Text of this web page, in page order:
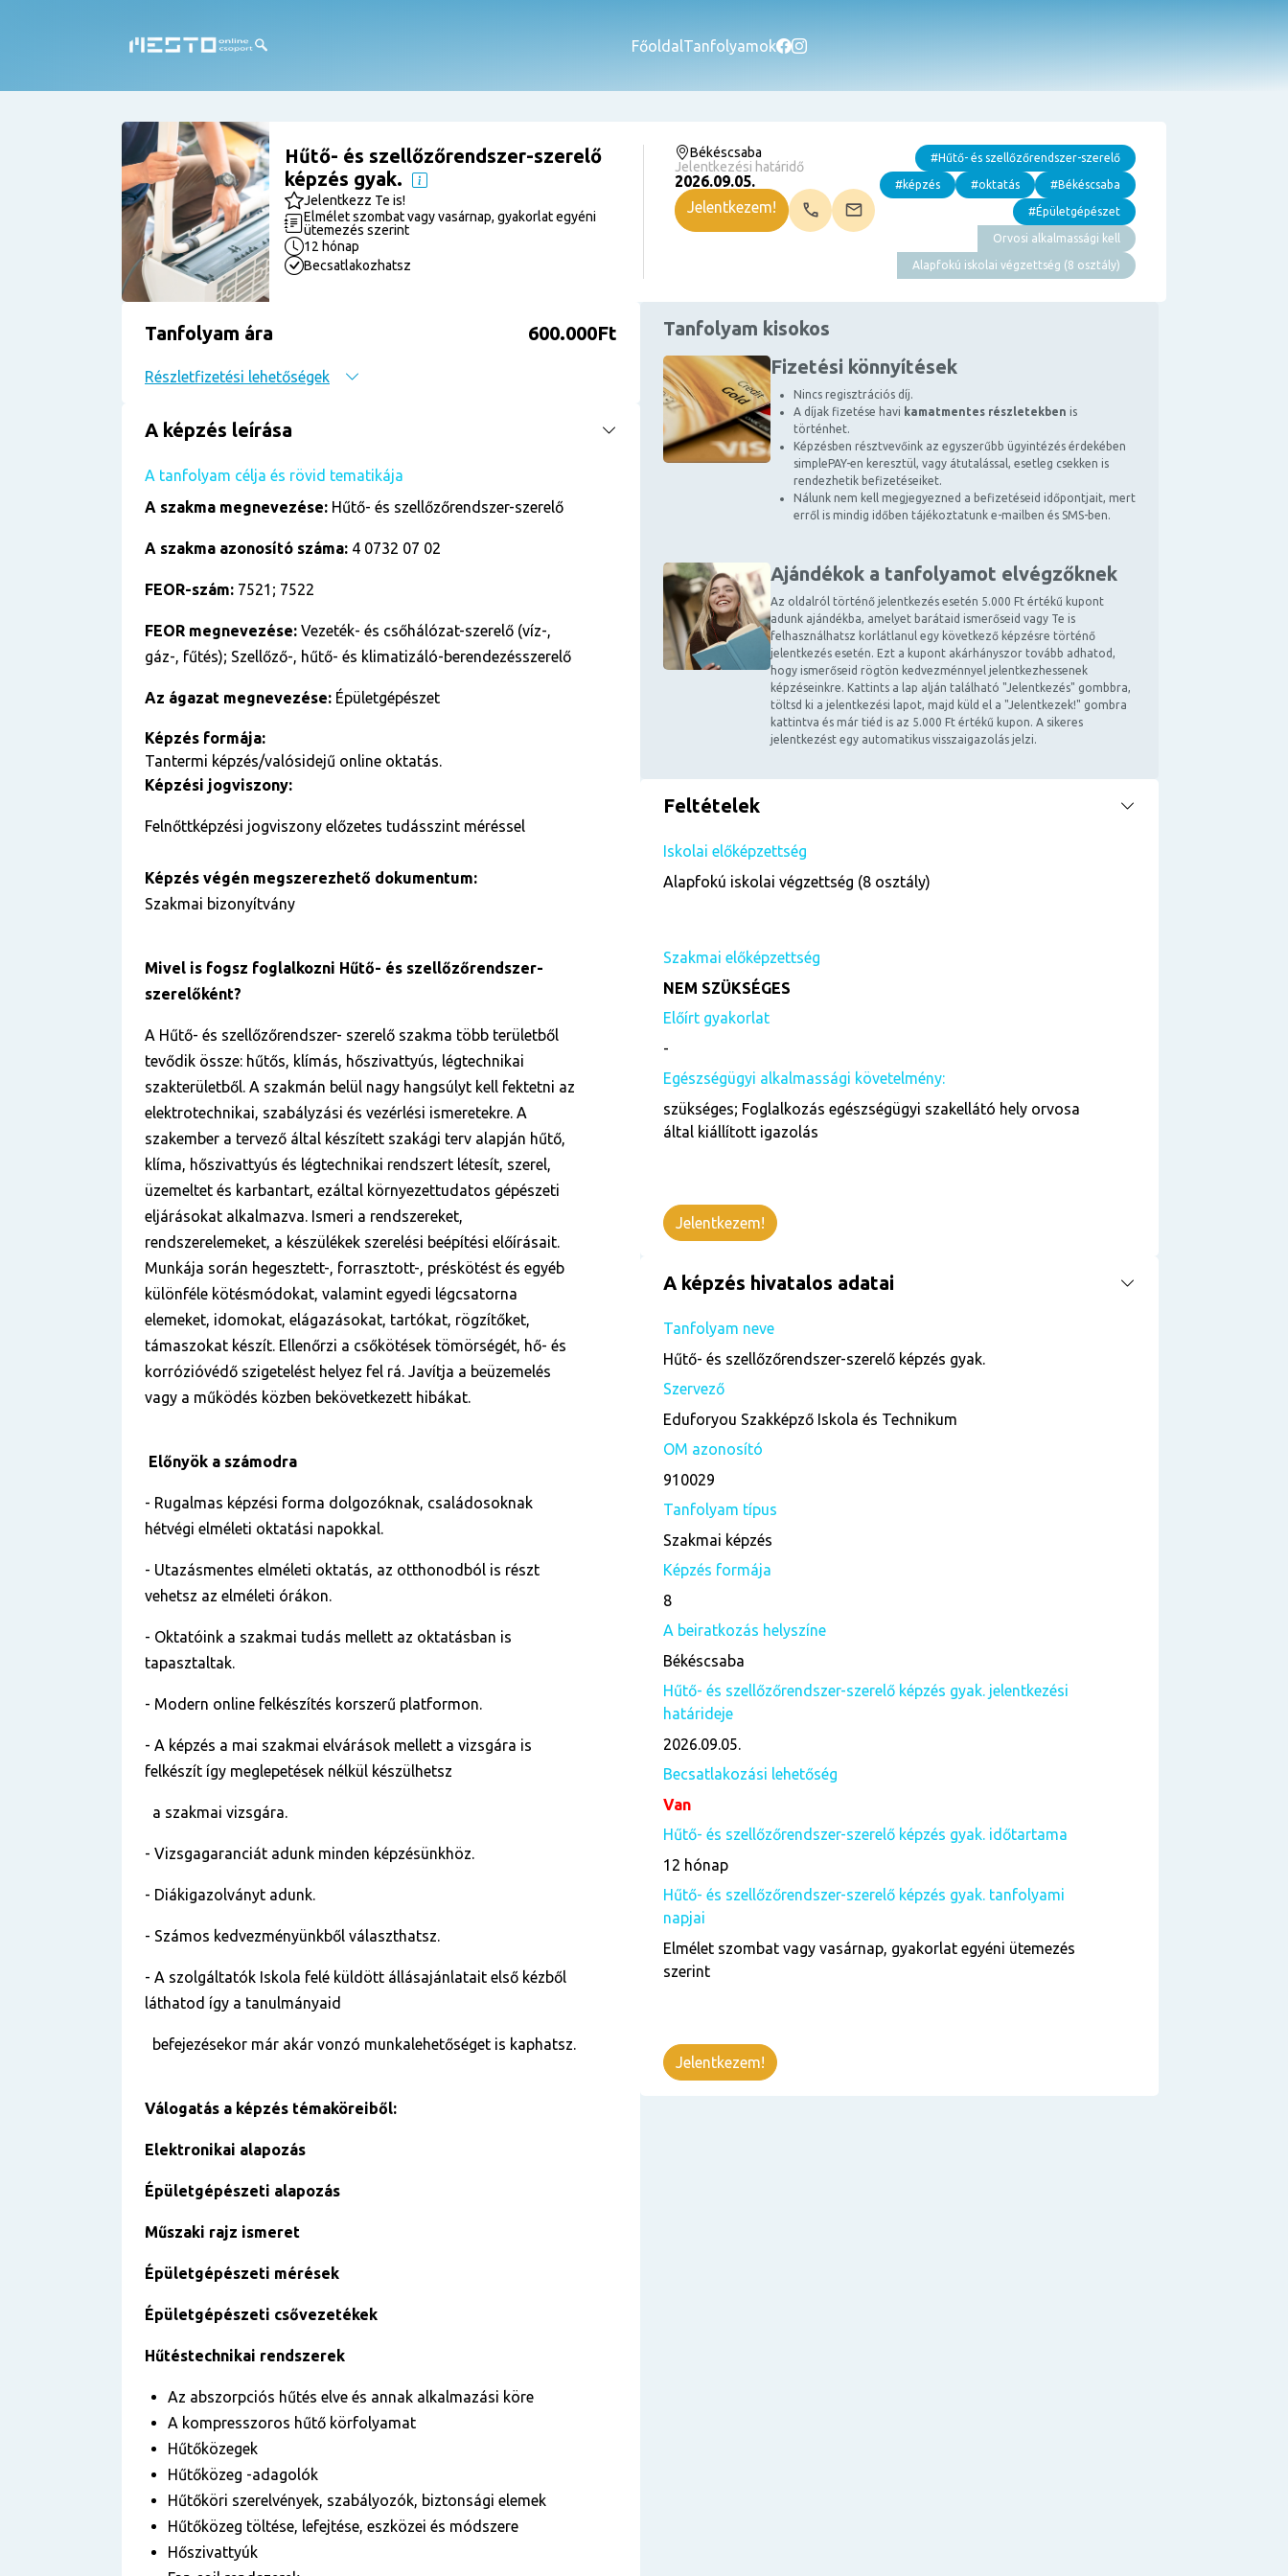
Főoldal Tanfolyamok
Hűtő- és szellőzőrendszer-szerelő
képzés gyak.
Jelentkezz Te is!
Elmélet szombat vagy vasárnap, gyakorlat egyéni
ütemezés szerint
12 hónap
Becsatlakozhatsz
Békéscsaba
Jelentkezési határidő
2026.09.05.
Jelentkezem!
#Hűtő- és szellőzőrendszer-szerelő
#képzés #oktatás #Békéscsaba
#Épületgépészet
Orvosi alkalmassági kell
Alapfokú iskolai végzettség (8 osztály)
Tanfolyam ára 600.000Ft
Részletfizetési lehetőségek
A képzés leírása
A tanfolyam célja és rövid tematikája
A szakma megnevezése: Hűtő- és szellőzőrendszer-szerelő
A szakma azonosító száma: 4 0732 07 02
FEOR-szám: 7521; 7522
FEOR megnevezése: Vezeték- és csőhálózat-szerelő (víz-,
gáz-, fűtés); Szellőző-, hűtő- és klimatizáló-berendezésszerelő
Az ágazat megnevezése: Épületgépészet
Képzés formája:
Tantermi képzés/valósidejű online oktatás.
Képzési jogviszony:
Felnőttképzési jogviszony előzetes tudásszint méréssel
Képzés végén megszerezhető dokumentum:
Szakmai bizonyítvány
Mivel is fogsz foglalkozni Hűtő- és szellőzőrendszer-
szerelőként?
A Hűtő- és szellőzőrendszer- szerelő szakma több területből
tevődik össze: hűtős, klímás, hőszivattyús, légtechnikai
szakterületből. A szakmán belül nagy hangsúlyt kell fektetni az
elektrotechnikai, szabályzási és vezérlési ismeretekre. A
szakember a tervező által készített szakági terv alapján hűtő,
klíma, hőszivattyús és légtechnikai rendszert létesít, szerel,
üzemeltet és karbantart, ezáltal környezettudatos gépészeti
eljárásokat alkalmazva. Ismeri a rendszereket,
rendszerelemeket, a készülékek szerelési beépítési előírásait.
Munkája során hegesztett-, forrasztott-, préskötést és egyéb
különféle kötésmódokat, valamint egyedi légcsatorna
elemeket, idomokat, elágazásokat, tartókat, rögzítőket,
támaszokat készít. Ellenőrzi a csőkötések tömörségét, hő- és
korrózióvédő szigetelést helyez fel rá. Javítja a beüzemelés
vagy a működés közben bekövetkezett hibákat.
Előnyök a számodra
- Rugalmas képzési forma dolgozóknak, családosoknak
hétvégi elméleti oktatási napokkal.
- Utazásmentes elméleti oktatás, az otthonodból is részt
vehetsz az elméleti órákon.
- Oktatóink a szakmai tudás mellett az oktatásban is
tapasztaltak.
- Modern online felkészítés korszerű platformon.
- A képzés a mai szakmai elvárások mellett a vizsgára is
felkészít így meglepetések nélkül készülhetsz
a szakmai vizsgára.
- Vizsgagaranciát adunk minden képzésünkhöz.
- Diákigazolványt adunk.
- Számos kedvezményünkből választhatsz.
- A szolgáltatók Iskola felé küldött állásajánlatait első kézből
láthatod így a tanulmányaid
befejezésekor már akár vonzó munkalehetőséget is kaphatsz.
Válogatás a képzés témaköreiből:
Elektronikai alapozás
Épületgépészeti alapozás
Műszaki rajz ismeret
Épületgépészeti mérések
Épületgépészeti csővezetékek
Hűtéstechnikai rendszerek
Az abszorpciós hűtés elve és annak alkalmazási köre
A kompresszoros hűtő körfolyamat
Hűtőközegek
Hűtőközeg -adagolók
Hűtőköri szerelvények, szabályozók, biztonsági elemek
Hűtőközeg töltése, lefejtése, eszközei és módszere
Hőszivattyúk
Tanfolyam kisokos
Fizetési könnyítések
Nincs regisztrációs díj.
A díjak fizetése havi kamatmentes részletekben is
történhet.
Képzésben résztvevőink az egyszerűbb ügyintézés érdekében
simplePAY-en keresztül, vagy átutalással, esetleg csekken is
rendezhetik befizetéseiket.
Nálunk nem kell megjegyezned a befizetéseid időpontjait, mert
erről is mindig időben tájékoztatunk e-mailben és SMS-ben.
Ajándékok a tanfolyamot elvégzőknek
Az oldalról történő jelentkezés esetén 5.000 Ft értékű kupont
adunk ajándékba, amelyet barátaid ismerőseid vagy Te is
felhasználhatsz korlátlanul egy következő képzésre történő
jelentkezés esetén. Ezt a kupont akárhányszor tovább adhatod,
hogy ismerőseid rögtön kedvezménnyel jelentkezhessenek
képzéseinkre. Kattints a lap alján található "Jelentkezés" gombbra,
töltsd ki a jelentkezési lapot, majd küld el a "Jelentkezek!" gombra
kattintva és már tiéd is az 5.000 Ft értékű kupon. A sikeres
jelentkezést egy automatikus visszaigazolás jelzi.
Feltételek
Iskolai előképzettség
Alapfokú iskolai végzettség (8 osztály)
Szakmai előképzettség
NEM SZÜKSÉGES
Előírt gyakorlat
-
Egészségügyi alkalmassági követelmény:
szükséges; Foglalkozás egészségügyi szakellátó hely orvosa
által kiállított igazolás
Jelentkezem!
A képzés hivatalos adatai
Tanfolyam neve
Hűtő- és szellőzőrendszer-szerelő képzés gyak.
Szervező
Eduforyou Szakképző Iskola és Technikum
OM azonosító
910029
Tanfolyam típus
Szakmai képzés
Képzés formája
8
A beiratkozás helyszíne
Békéscsaba
Hűtő- és szellőzőrendszer-szerelő képzés gyak. jelentkezési
határideje
2026.09.05.
Becsatlakozási lehetőség
Van
Hűtő- és szellőzőrendszer-szerelő képzés gyak. időtartama
12 hónap
Hűtő- és szellőzőrendszer-szerelő képzés gyak. tanfolyami
napjai
Elmélet szombat vagy vasárnap, gyakorlat egyéni ütemezés
szerint
Jelentkezem!